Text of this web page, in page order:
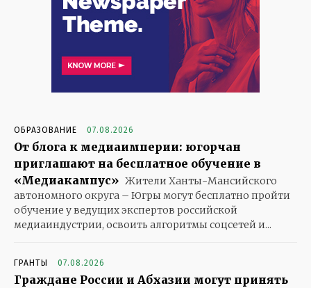
ОБРАЗОВАНИЕ 07.08.2026
От блога к медиаимперии: югорчан
приглашают на бесплатное обучение в
«Медиакампус» Жители Ханты-Мансийского
автономного округа – Югры могут бесплатно пройти
обучение у ведущих экспертов российской
медиаиндустрии, освоить алгоритмы соцсетей и...
ГРАНТЫ 07.08.2026
Граждане России и Абхазии могут принять